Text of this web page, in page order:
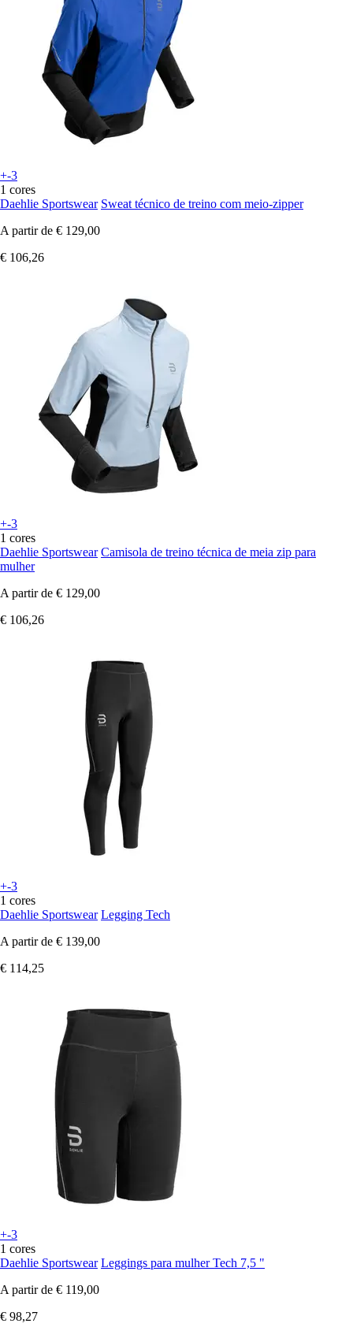
+-3
1 cores
Daehlie Sportswear Sweat técnico de treino com meio-zipper
A partir de € 129,00
€ 106,26
+-3
1 cores
Daehlie Sportswear Camisola de treino técnica de meia zip para
mulher
A partir de € 129,00
€ 106,26
+-3
1 cores
Daehlie Sportswear Legging Tech
A partir de € 139,00
€ 114,25
+-3
1 cores
Daehlie Sportswear Leggings para mulher Tech 7,5 "
A partir de € 119,00
€ 98,27